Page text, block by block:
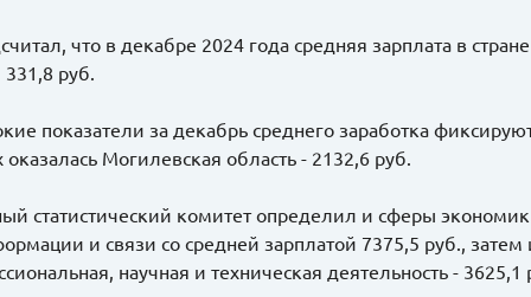
что в декабре 2024 года средняя зарплата в
331,8 руб.
показатели за декабрь среднего заработка
оказалась Могилевская область - 2132,6 руб.
статистический комитет определил и сферы
и связи со средней зарплатой 7375,5 руб.,
научная и техническая деятельность - 3625,1